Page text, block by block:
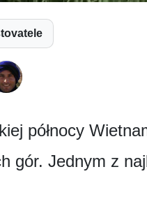
północy
gór. Jednym z